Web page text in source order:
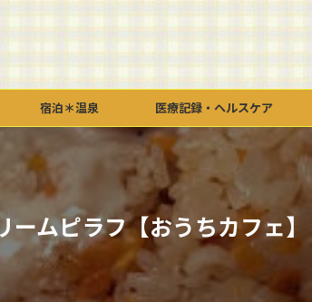
宿泊＊温泉 医療記録・ヘルスケア
ームピラフ【おうちカフェ】